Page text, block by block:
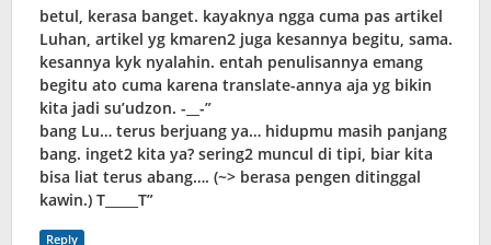
betul, kerasa banget. kayaknya ngga cuma pas artikel
Luhan, artikel yg kmaren2 juga kesannya begitu, sama.
kesannya kyk nyalahin. entah penulisannya emang
begitu ato cuma karena translate-annya aja yg bikin
kita jadi su’udzon. -__-”
bang Lu… terus berjuang ya… hidupmu masih panjang
bang. inget2 kita ya? sering2 muncul di tipi, biar kita
bisa liat terus abang…. (~> berasa pengen ditinggal
kawin.) T_____T”
Reply